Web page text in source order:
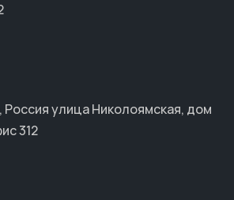
Россия улица Николоямская, дом
312